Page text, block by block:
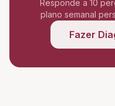
Responde a 10
plano semanal
Fazer